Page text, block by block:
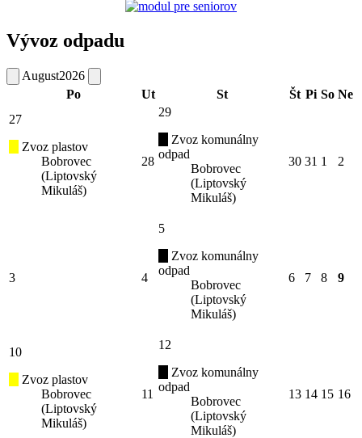
Vývoz odpadu
August2026
Po
Ut St Št Pi So Ne
27
Zvoz plastov
Bobrovec
(Liptovský
Mikuláš)
28
29
Zvoz komunálny
odpad
Bobrovec
(Liptovský
Mikuláš)
30 31 1 2
3 4
5
Zvoz komunálny
odpad
Bobrovec
(Liptovský
Mikuláš)
6 7 8 9
10
Zvoz plastov
Bobrovec
(Liptovský
Mikuláš)
11
12
Zvoz komunálny
odpad
Bobrovec
(Liptovský
Mikuláš)
13 14 15 16